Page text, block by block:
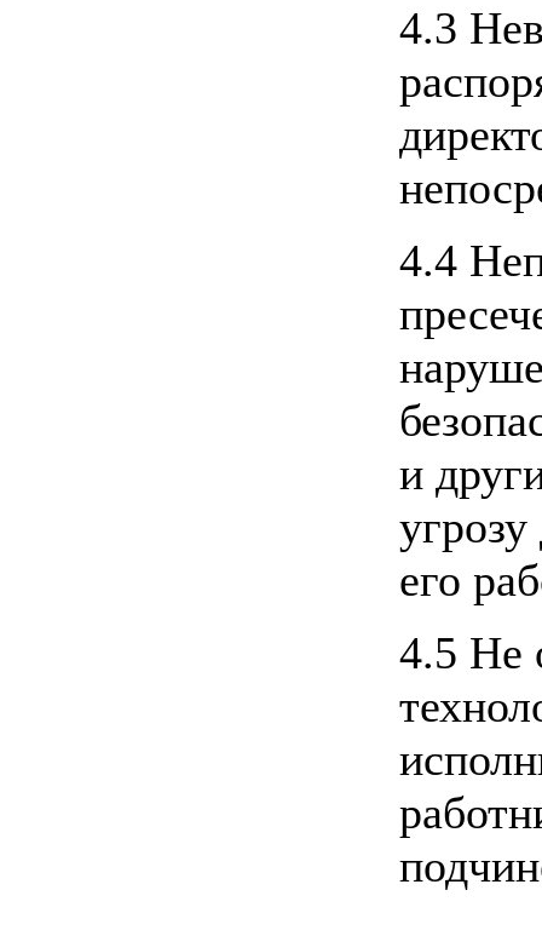
4.3
4.4
и
его
4.5 Не